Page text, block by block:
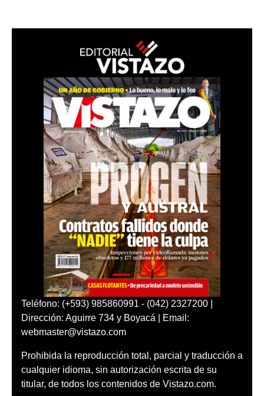
Teléfono: (+593) 985860991 - (042) 2327200 |
Dirección: Aguirre 734 y Boyacá | Email:
webmaster@vistazo.com
Prohibida la reproducción total, parcial y traducción a
cualquier idioma, sin autorización escrita de su
titular, de todos los contenidos de Vistazo.com.